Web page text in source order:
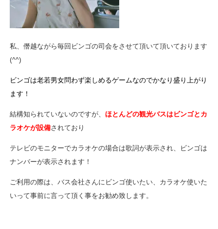
私、僭越ながら毎回ビンゴの司会をさせて頂いて頂いております
(^^)
ビンゴは老若男女問わず楽しめるゲームなのでかなり盛り上がり
ます！
結構知られていないのですが、 ほとんどの観光バスはビンゴとカ
ラオケが設備されており
テレビのモニターでカラオケの場合は歌詞が表示され、ビンゴは
ナンバーが表示されます！
ご利用の際は、バス会社さんにビンゴ使いたい、カラオケ使いた
いって事前に言って頂く事をお勧め致します。